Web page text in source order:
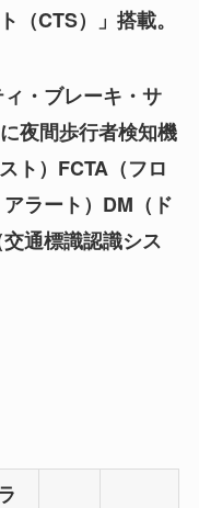
（CTS）」搭載。
・ブレーキ・サ
夜間歩行者検知機
ト）FCTA（フロ
ラート）DM（ド
通標識認識シス